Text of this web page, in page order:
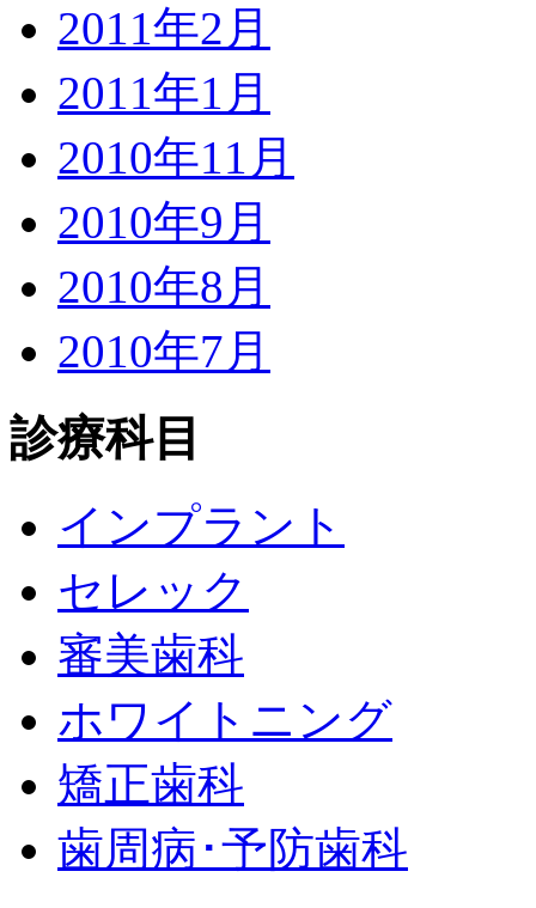
2011年2月
2011年1月
2010年11月
2010年9月
2010年8月
2010年7月
診療科目
インプラント
セレック
審美歯科
ホワイトニング
矯正歯科
歯周病･予防歯科